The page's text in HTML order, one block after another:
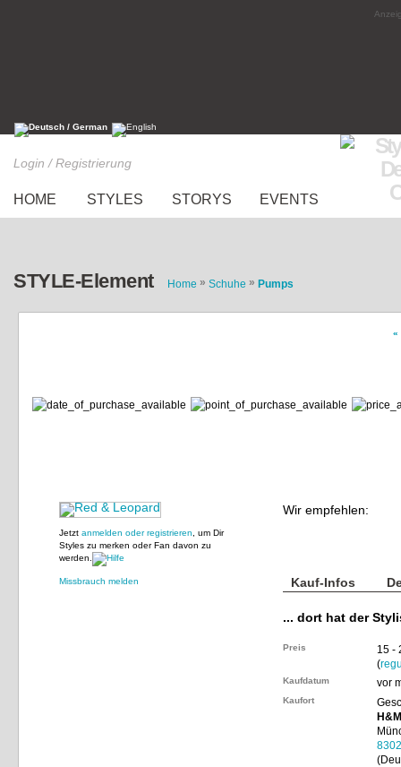
Login / Registrierung
HOME STYLES STORYS EVENTS
STYLE-Element Home » Schuhe » Pumps
«
Jetzt anmelden oder registrieren , um Dir
Styles zu merken oder Fan davon zu
werden.
Missbrauch melden
Wir empfehlen:
Kauf-Infos
... dort hat der
Preis
15 -
(
Kaufdatum vor
Kaufort
H&M